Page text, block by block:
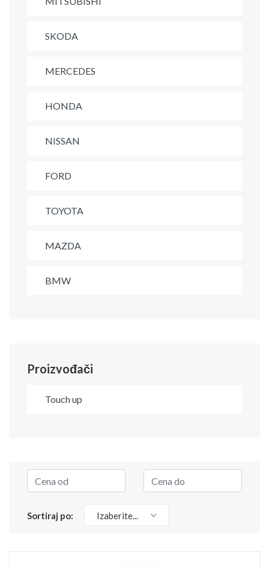
SKODA
MERCEDES
HONDA
NISSAN
FORD
TOYOTA
MAZDA
BMW
Proizvođači
Touch up
Sortiraj po: Izaberite...